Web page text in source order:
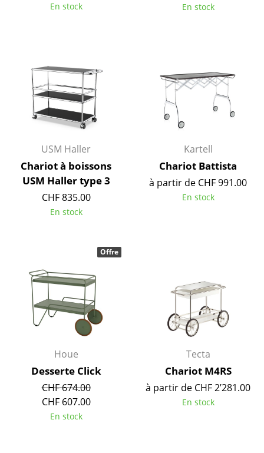
Plateaux
Couvertures
Coussins
Rideaux
... voir tous les accessoires
Espaces
Salon et Salle de séjour
Cuisine & Salle à manger
Chambre à coucher
Chambre enfant
Bureau
Entrée & Couloir
Salle de Bain
Cellier & Buanderie
En stock En stock
USM Haller
Chariot à boissons
USM Haller type 3
CHF 835.00
En stock
Kartell
Chariot Battista
à partir de CHF 991.00
En stock
Houe
Desserte Click
CHF 674.00
CHF 607.00
En stock
Offre
Tecta
Chariot M4RS
à partir de CHF 2’281.00
En stock